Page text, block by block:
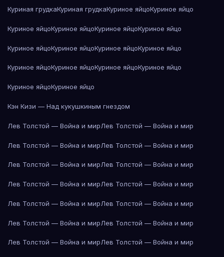
Куриная грудкаКуриная грудкаКуриное яйцоКуриное яйцо
Куриное яйцоКуриное яйцоКуриное яйцоКуриное яйцо
Куриное яйцоКуриное яйцоКуриное яйцоКуриное яйцо
Куриное яйцоКуриное яйцоКуриное яйцоКуриное яйцо
Куриное яйцоКуриное яйцо
Кэн Кизи — Над кукушкиным гнездом
Лев Толстой — Война и мирЛев Толстой — Война и мир
Лев Толстой — Война и мирЛев Толстой — Война и мир
Лев Толстой — Война и мирЛев Толстой — Война и мир
Лев Толстой — Война и мирЛев Толстой — Война и мир
Лев Толстой — Война и мирЛев Толстой — Война и мир
Лев Толстой — Война и мирЛев Толстой — Война и мир
Лев Толстой — Война и мирЛев Толстой — Война и мир